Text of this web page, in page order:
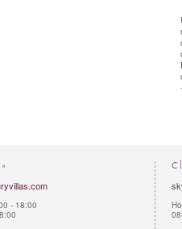
- 18:00